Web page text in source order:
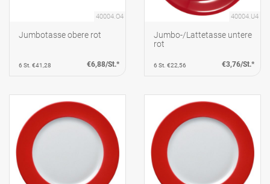
40004.O4
Jumbotasse obere rot
6 St. €41,28 €6,88/St.*
40004.U4
Jumbo-/Lattetasse untere
rot
6 St. €22,56 €3,76/St.*